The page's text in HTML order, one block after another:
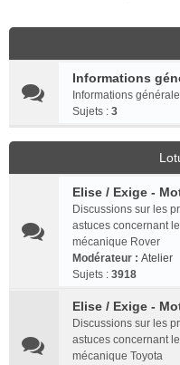
Informations
Informations
Sujets : 3
Elise / Exige -
Discussions sur les
astuces concernant
mécanique Rover
Modérateur : Atelier
Sujets : 3918
Elise / Exige -
Discussions sur les
astuces concernant
mécanique Toyota